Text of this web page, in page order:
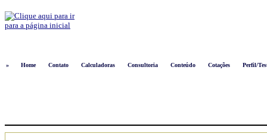
»
Home Contato Calculadoras Consultoria Conteúdo Cotações Perfil/